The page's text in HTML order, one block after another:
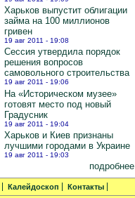
Харьков выпустит облигации
займа на 100 миллионов
гривен
19 авг 2011 - 19:08
Сессия утвердила порядок
решения вопросов
самовольного строительства
19 авг 2011 - 19:06
На «Историческом музее»
готовят место под новый
Градусник
19 авг 2011 - 19:04
Харьков и Киев признаны
лучшими городами в Украине
19 авг 2011 - 19:03
подробнее
Калейдоскоп Контакты